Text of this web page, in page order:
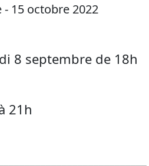
15 octobre 2022
8 septembre de 18h
21h